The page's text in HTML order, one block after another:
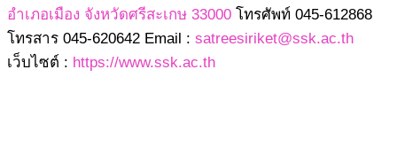
อำเภอเมือง จังหวัดศรีสะเกษ 33000 โทรศัพท์ 045-612868
โทรสาร 045-620642 Email : satreesiriket@ssk.ac.th
เว็บไซต์ : https://www.ssk.ac.th